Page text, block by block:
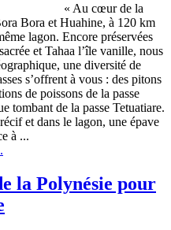
« Au cœur de la
Bora et Huahine, à 120 km
lagon. Encore préservées
et Tahaa l’île vanille, nous
une diversité de
s’offrent à vous : des pitons
de poissons de la passe
tombant de la passe Tetuatiare.
et dans le lagon, une épave
à ...
la Polynésie pour